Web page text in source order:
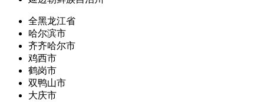
全黑龙江省
哈尔滨市
齐齐哈尔市
鸡西市
鹤岗市
双鸭山市
大庆市